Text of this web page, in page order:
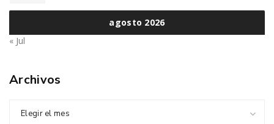
agosto 2026
« Jul
Archivos
Elegir el mes